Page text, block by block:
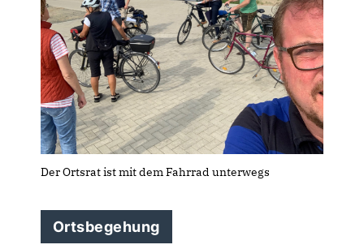
Der Ortsrat ist mit dem Fahrrad unterwegs
Ortsbegehung